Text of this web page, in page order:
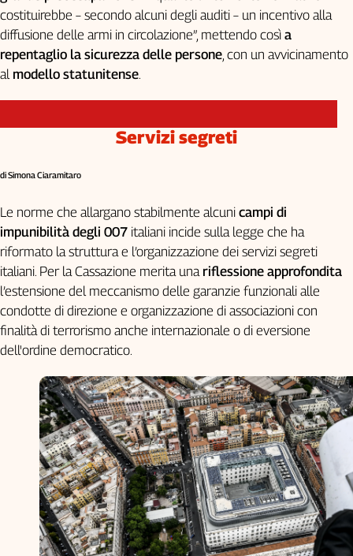
costituirebbe – secondo alcuni degli auditi – un incentivo alla
diffusione delle armi in circolazione”, mettendo così a
repentaglio la sicurezza delle persone , con un avvicinamento
al modello statunitense.
Servizi segreti
di Simona Ciaramitaro
Le norme che allargano stabilmente alcuni campi di
impunibilità degli 007 italiani incide sulla legge che ha
riformato la struttura e l’organizzazione dei servizi segreti
italiani. Per la Cassazione merita una riflessione approfondita
l’estensione del meccanismo delle garanzie funzionali alle
condotte di direzione e organizzazione di associazioni con
finalità di terrorismo anche internazionale o di eversione
dell'ordine democratico.